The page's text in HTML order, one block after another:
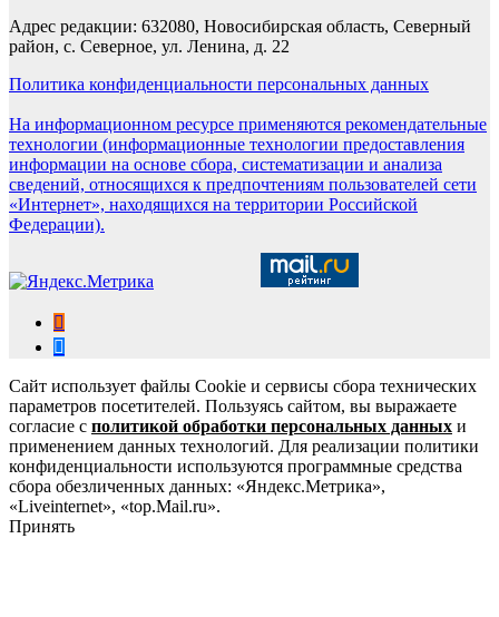
Адрес редакции: 632080, Новосибирская область, Северный
район, с. Северное, ул. Ленина, д. 22
Политика конфиденциальности персональных данных
На информационном ресурсе применяются рекомендательные
технологии (информационные технологии предоставления
информации на основе сбора, систематизации и анализа
сведений, относящихся к предпочтениям пользователей сети
«Интернет», находящихся на территории Российской
Федерации).
Сайт использует файлы Cookie и сервисы сбора технических
параметров посетителей. Пользуясь сайтом, вы выражаете
согласие с политикой обработки персональных данных и
применением данных технологий. Для реализации политики
конфиденциальности используются программные средства
сбора обезличенных данных: «Яндекс.Метрика»,
«Liveinternet», «top.Mail.ru».
Принять